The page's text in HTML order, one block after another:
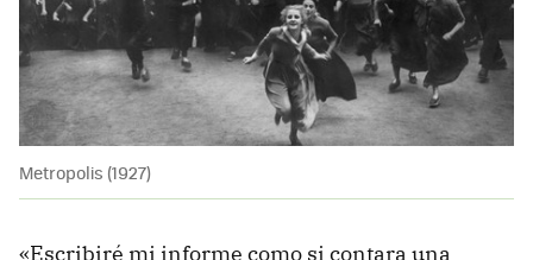
Metropolis (1927)
«Escribiré mi informe como si contara una